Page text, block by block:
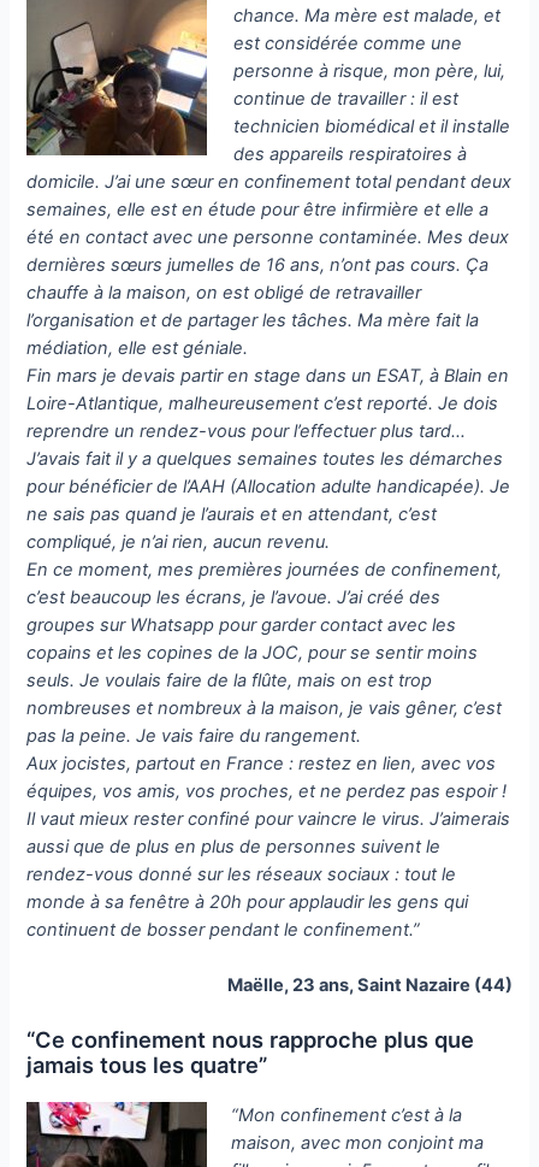
chance. Ma mère est malade, et
est considérée comme une
personne à risque, mon père, lui,
continue de travailler : il est
technicien biomédical et il installe
des appareils respiratoires à
domicile. J’ai une sœur en confinement total pendant deux
semaines, elle est en étude pour être infirmière et elle a
été en contact avec une personne contaminée. Mes deux
dernières sœurs jumelles de 16 ans, n’ont pas cours. Ça
chauffe à la maison, on est obligé de retravailler
l’organisation et de partager les tâches. Ma mère fait la
médiation, elle est géniale.
Fin mars je devais partir en stage dans un ESAT, à Blain en
Loire-Atlantique, malheureusement c’est reporté. Je dois
reprendre un rendez-vous pour l’effectuer plus tard…
J’avais fait il y a quelques semaines toutes les démarches
pour bénéficier de l’AAH (Allocation adulte handicapée). Je
ne sais pas quand je l’aurais et en attendant, c’est
compliqué, je n’ai rien, aucun revenu.
En ce moment, mes premières journées de confinement,
c’est beaucoup les écrans, je l’avoue. J’ai créé des
groupes sur Whatsapp pour garder contact avec les
copains et les copines de la JOC, pour se sentir moins
seuls. Je voulais faire de la flûte, mais on est trop
nombreuses et nombreux à la maison, je vais gêner, c’est
pas la peine. Je vais faire du rangement.
Aux jocistes, partout en France : restez en lien, avec vos
équipes, vos amis, vos proches, et ne perdez pas espoir !
Il vaut mieux rester confiné pour vaincre le virus. J’aimerais
aussi que de plus en plus de personnes suivent le
rendez-vous donné sur les réseaux sociaux : tout le
monde à sa fenêtre à 20h pour applaudir les gens qui
continuent de bosser pendant le confinement.”
Maëlle, 23 ans, Saint Nazaire (44)
“Ce confinement nous rapproche plus que
jamais tous les quatre”
“Mon confinement c’est à la
maison, avec mon conjoint ma